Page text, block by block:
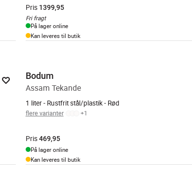
Pris 1399,95
Fri fragt
På lager online
Kan leveres til butik
Bodum
Assam Tekande
1 liter - Rustfrit stål/plastik - Rød
flere varianter +1
Pris 469,95
På lager online
Kan leveres til butik